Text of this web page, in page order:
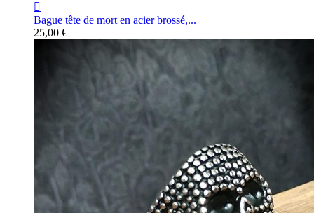

Bague tête de mort en acier brossé,...
25,00 €